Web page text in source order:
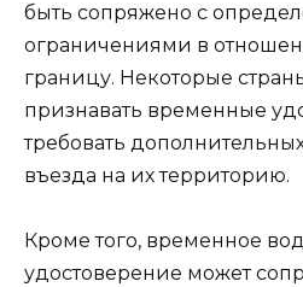
быть сопряжено с
ограничениями в
границу. Некоторые
признавать временные
требовать
въезда на их территорию.
Кроме того, временное
удостоверение может